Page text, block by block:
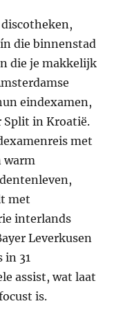
die binnenstad
die je makkelijk
eindexamen,
Split in Kroatië.
met
warm
met
interlands
Leverkusen
in 31
assist, wat laat
is.